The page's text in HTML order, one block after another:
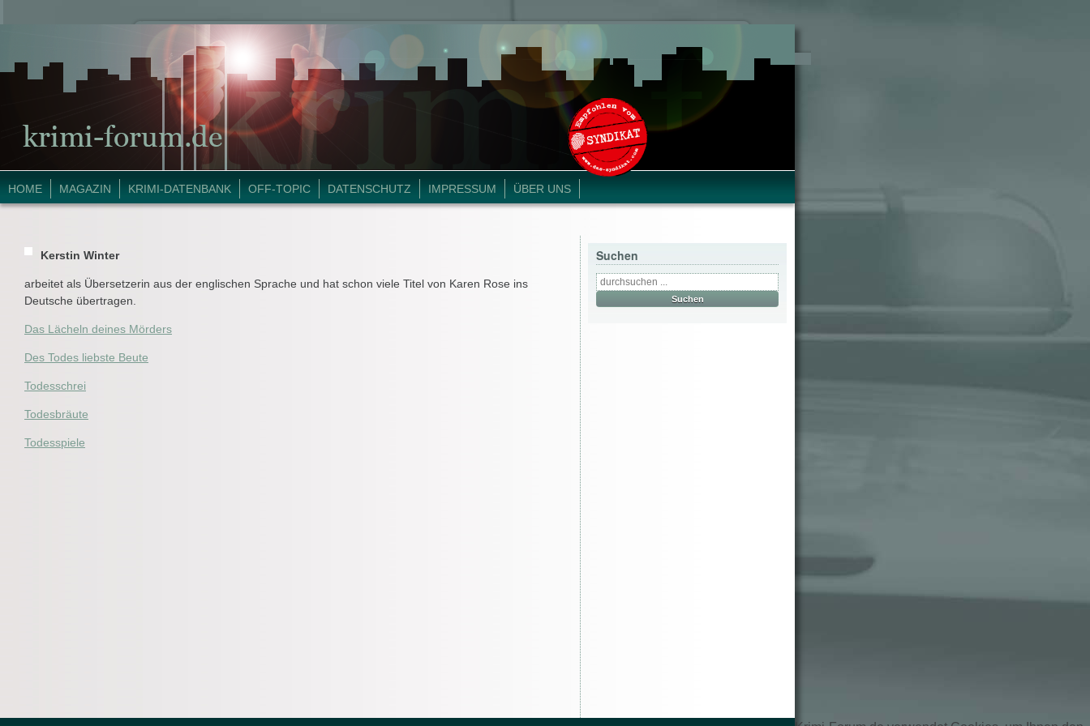
HOME MAGAZIN KRIMI-DATENBANK OFF-TOPIC DATENSCHUTZ IMPRESSUM ÜBER UNS
Kerstin Winter
arbeitet als Übersetzerin aus der englischen Sprache und hat schon viele Titel von Karen Rose ins
Deutsche übertragen.
Das Lächeln deines Mörders
Des Todes liebste Beute
Todesschrei
Todesbräute
Todesspiele
Suchen